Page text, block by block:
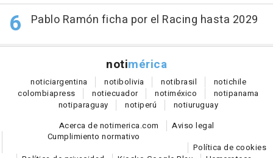
Pablo Ramón ficha por el Racing hasta 2029
notimérica
noticiargentina notibolivia notibrasil notichile
colombiapress notiecuador notiméxico notipanama
notiparaguay notiperú notiuruguay
Acerca de notimerica.com
Aviso legal
Cumplimiento normativo
Política de cookies